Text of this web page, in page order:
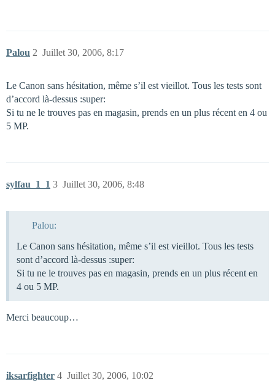
Palou Juillet 30, 2006, 8:17
2
Le Canon sans hésitation, même s’il est vieillot. Tous les tests sont
d’accord là-dessus :super:
Si tu ne le trouves pas en magasin, prends en un plus récent en 4 ou
5 MP.
sylfau_1_1 Juillet 30, 2006, 8:48
3
Palou:
Le Canon sans hésitation, même s’il est vieillot. Tous les tests
sont d’accord là-dessus :super:
Si tu ne le trouves pas en magasin, prends en un plus récent en
4 ou 5 MP.
Merci beaucoup…
iksarfighter Juillet 30, 2006, 10:02
4